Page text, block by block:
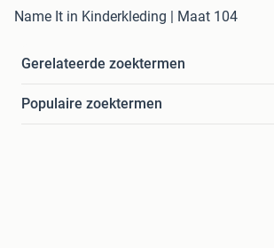
Name It in Kinderkleding | Maat 104
Gerelateerde zoektermen
Populaire zoektermen